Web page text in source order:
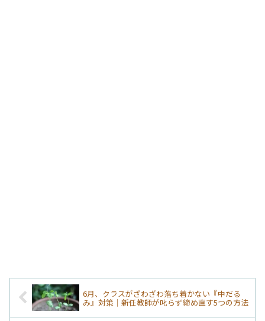
6月、クラスがざわざわ落ち着かない『中だる
み』対策｜新任教師が叱らず締め直す5つの方法